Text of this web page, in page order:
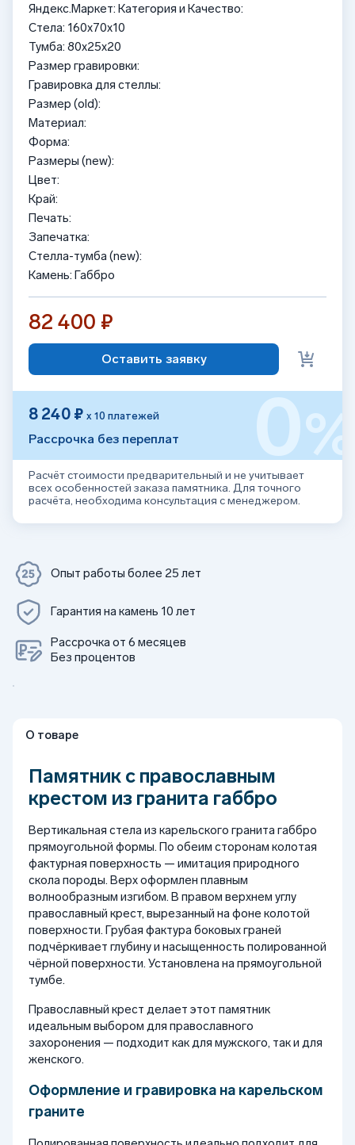
Яндекс.Маркет: Категория и Качество:
Стела: 160x70x10
Тумба: 80x25x20
Размер гравировки:
Гравировка для стеллы:
Размер (old):
Материал:
Форма:
Размеры (new):
Цвет:
Край:
Печать:
Запечатка:
Стелла-тумба (new):
Камень: Габбро
82 400 ₽
Оставить заявку
8 240 ₽ х 10 платежей
Рассрочка без переплат 0%
Расчёт стоимости предварительный и не учитывает
всех особенностей заказа памятника. Для точного
расчёта, необходима консультация с менеджером.
Опыт работы более 25 лет
Гарантия на камень 10 лет
Рассрочка от 6 месяцев
Без процентов
О товаре
Памятник с православным
крестом из гранита габбро
Вертикальная стела из карельского гранита габбро
прямоугольной формы. По обеим сторонам колотая
фактурная поверхность — имитация природного
скола породы. Верх оформлен плавным
волнообразным изгибом. В правом верхнем углу
православный крест, вырезанный на фоне колотой
поверхности. Грубая фактура боковых граней
подчёркивает глубину и насыщенность полированной
чёрной поверхности. Установлена на прямоугольной
тумбе.
Православный крест делает этот памятник
идеальным выбором для православного
захоронения — подходит как для мужского, так и для
женского.
Оформление и гравировка на карельском
граните